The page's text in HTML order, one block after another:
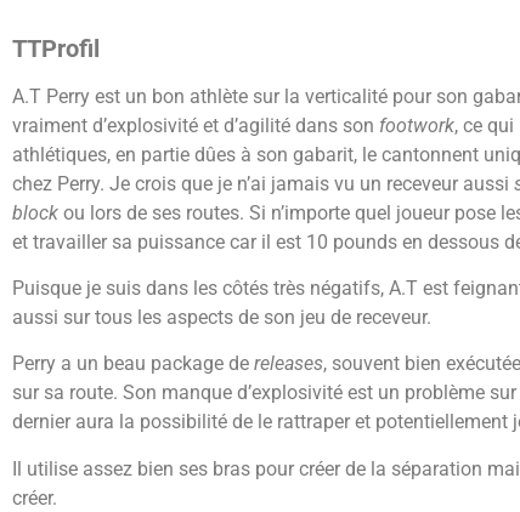
TTProfil
A.T Perry est un bon athlète sur la verticalité pour son
vraiment d’explosivité et d’agilité dans son footwork, ce
athlétiques, en partie dûes à son gabarit, le cantonnent
chez Perry. Je crois que je n’ai jamais vu un receveur aussi
block ou lors de ses routes. Si n’importe quel joueur pose
et travailler sa puissance car il est 10 pounds en dessous
Puisque je suis dans les côtés très négatifs, A.T est
aussi sur tous les aspects de son jeu de receveur.
Perry a un beau package de releases, souvent bien
sur sa route. Son manque d’explosivité est un problème
dernier aura la possibilité de le rattraper et potentiellement
Il utilise assez bien ses bras pour créer de la séparation
créer.